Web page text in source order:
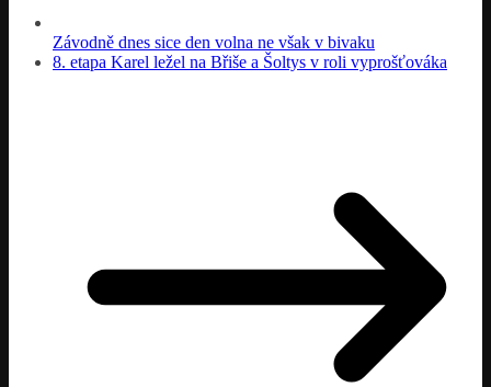
Závodně dnes sice den volna ne však v bivaku
8. etapa Karel ležel na Břiše a Šoltys v roli vyprošťováka